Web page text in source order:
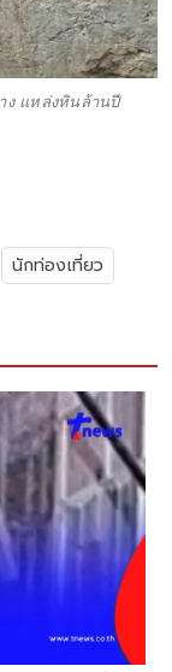
ง แหล่งหินล้านปี
นักท่องเที่ยว
หญิง ม.1 เทพศิริน